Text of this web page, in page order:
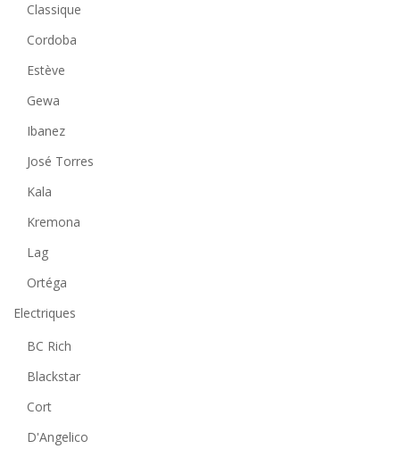
Classique
Cordoba
Estève
Gewa
Ibanez
José Torres
Kala
Kremona
Lag
Ortéga
Electriques
BC Rich
Blackstar
Cort
D'Angelico